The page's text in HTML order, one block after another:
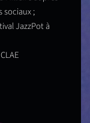
sociaux ;
JazzPot à